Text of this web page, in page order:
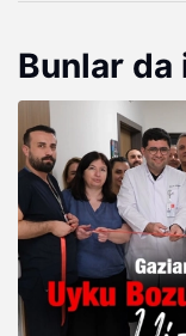
Bunlar